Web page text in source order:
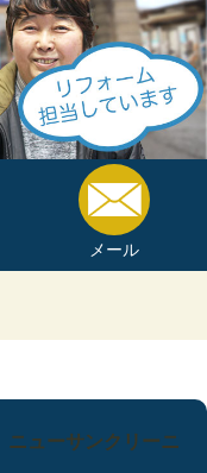
メール
ニューサンクリーニ